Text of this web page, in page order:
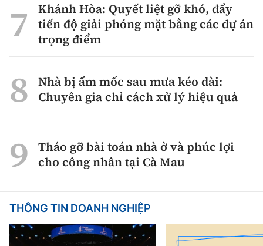
Khánh Hòa: Quyết liệt gỡ khó, đẩy
tiến độ giải phóng mặt bằng các dự án
trọng điểm
Nhà bị ẩm mốc sau mưa kéo dài:
Chuyên gia chỉ cách xử lý hiệu quả
Tháo gỡ bài toán nhà ở và phúc lợi
cho công nhân tại Cà Mau
THÔNG TIN DOANH NGHIỆP